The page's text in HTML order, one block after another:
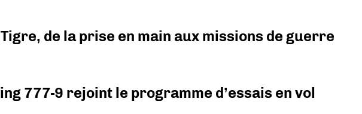
de la prise en main aux missions de guerre
777-9 rejoint le programme d’essais en vol